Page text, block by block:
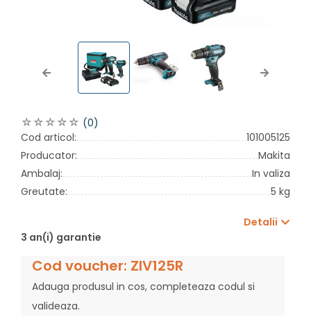
Previous Next
(0)
Cod articol:
101005125
Producator:
Makita
Ambalaj:
In valiza
Greutate:
5 kg
Detalii
3 an(i) garantie
Cod voucher: ZIV125R
Adauga produsul in cos, completeaza codul si
valideaza.